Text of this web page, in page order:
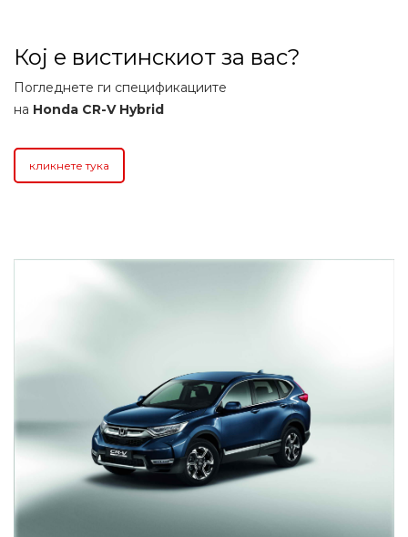
Кој е вистинскиот за вас?
Погледнете ги спецификациите
на Honda CR-V Hybrid
кликнете тука